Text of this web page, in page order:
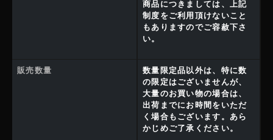
商品につきましては、上記
制度をご利用頂けないこと
もありますのでご容赦下さ
い。
販売数量
数量限定品以外は、特に数
の限定はございませんが、
大量のお買い物の場合は、
出荷までにお時間をいただ
く場合もございます。あら
かじめご了承ください。